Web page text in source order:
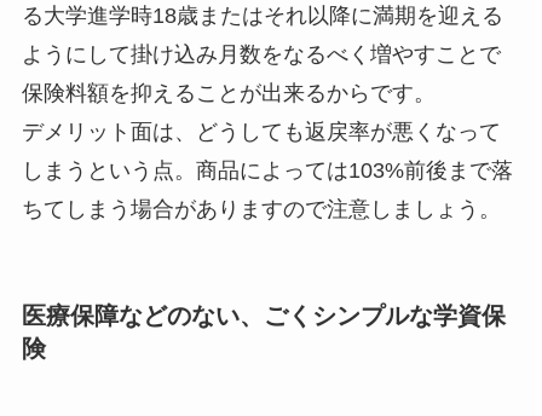
る大学進学時18歳またはそれ以降に満期を迎える
ようにして掛け込み月数をなるべく増やすことで
保険料額を抑えることが出来るからです。
デメリット面は、どうしても返戻率が悪くなって
しまうという点。商品によっては103%前後まで落
ちてしまう場合がありますので注意しましょう。
医療保障などのない、ごくシンプルな学資保
険